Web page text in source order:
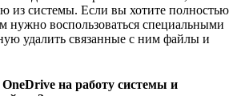
из системы. Если вы хотите полностью
нужно воспользоваться специальными
удалить связанные с ним файлы и
на работу системы и